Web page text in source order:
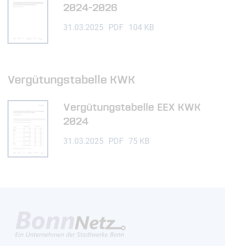
2024-2026
31.03.2025 PDF 104 KB
Vergütungstabelle KWK
Vergütungstabelle EEX KWK
2024
31.03.2025 PDF 75 KB